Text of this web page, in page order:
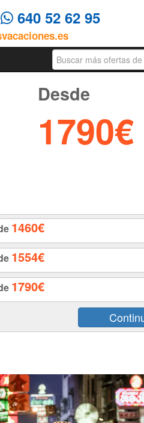
640 52 62 95
Busqueda
Desde
1790€
1460€
1554€
1790€